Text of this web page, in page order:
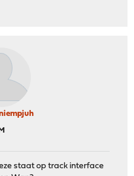
staat op track interface